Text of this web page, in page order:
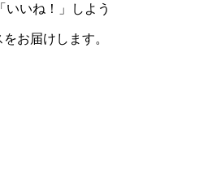
いいね！」しよう
お届けします。